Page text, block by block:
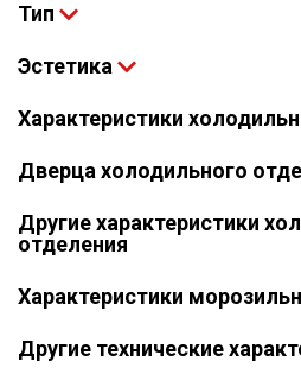
Тип
Эстетика
Характеристики
Дверца холодильного
Другие характеристики
отделения
Характеристики
Другие технические